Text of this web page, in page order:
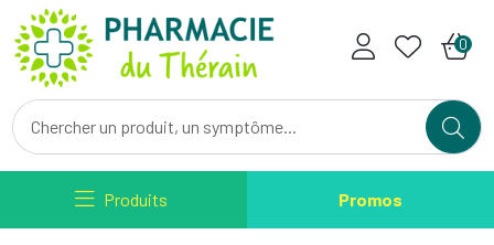
Pharmacie du Therain Votre
0
Produits Promos